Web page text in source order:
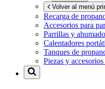
Volver al menú
Recarga de
Accesorios para
Parrillas y
Calentadores
Tanques de
Piezas y